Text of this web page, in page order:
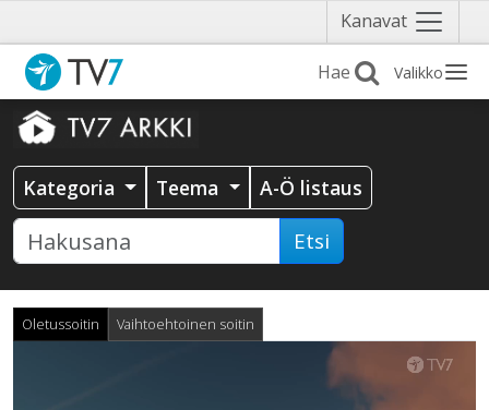
Kanavat Näytä
valikko
Valikko
Kategoria Teema A-Ö listaus
Etsi
Oletussoitin Vaihtoehtoinen soitin